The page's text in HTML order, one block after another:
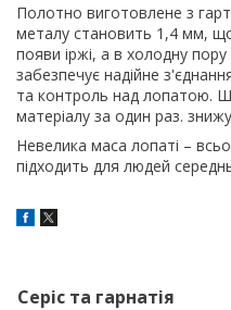
Полотно виготовлене з
металу становить 1,4 мм, що
появи іржі, а в холодну
забезпечує надійне
та контроль над лопатою.
матеріалу за один раз.
Невелика маса лопаті –
підходить для людей
Серіс та гарнатія